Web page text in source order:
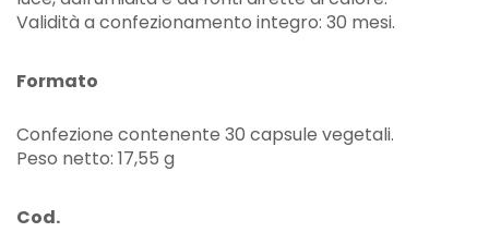
Validità a confezionamento integro: 30 mesi.
Formato
Confezione contenente 30 capsule vegetali.
Peso netto: 17,55 g
Cod.